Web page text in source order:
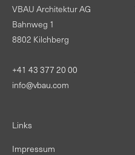
VBAU Architektur AG
Bahnweg 1
8802 Kilchberg
+41 43 377 20 00
info@vbau.com
Links
Impressum